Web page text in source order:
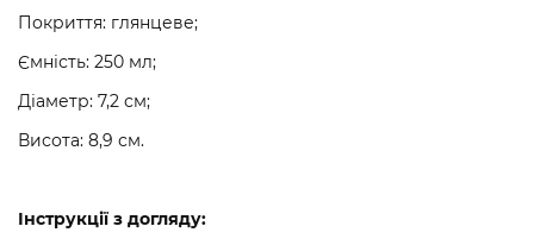
Покриття: глянцеве;
Ємність: 250 мл;
Діаметр: 7,2 см;
Висота: 8,9 см.
Інструкції з догляду: